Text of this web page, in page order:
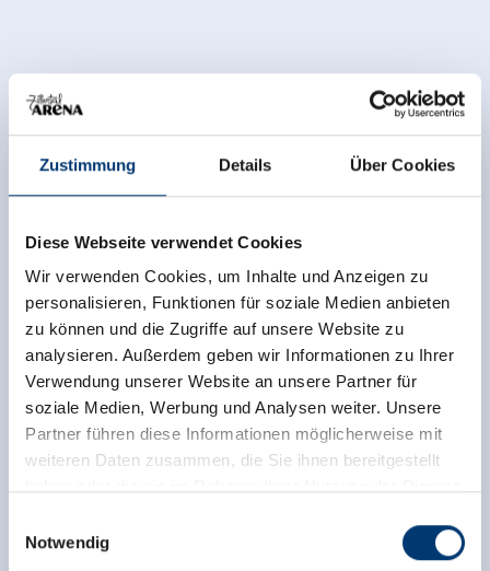
Zustimmung Details Über Cookies
Diese Webseite verwendet Cookies
Wir verwenden Cookies, um Inhalte und Anzeigen zu
personalisieren, Funktionen für soziale Medien anbieten
zu können und die Zugriffe auf unsere Website zu
analysieren. Außerdem geben wir Informationen zu Ihrer
Verwendung unserer Website an unsere Partner für
soziale Medien, Werbung und Analysen weiter. Unsere
Partner führen diese Informationen möglicherweise mit
weiteren Daten zusammen, die Sie ihnen bereitgestellt
Notwendig
Zurück zur Übersicht
Jetzt für den newsletter
anmelden!